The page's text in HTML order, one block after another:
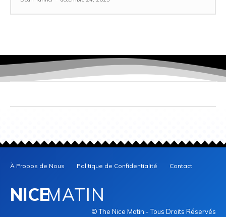
À Propos de Nous Politique de Confidentialité Contact
NICEMATIN
© The Nice Matin - Tous Droits Réservés